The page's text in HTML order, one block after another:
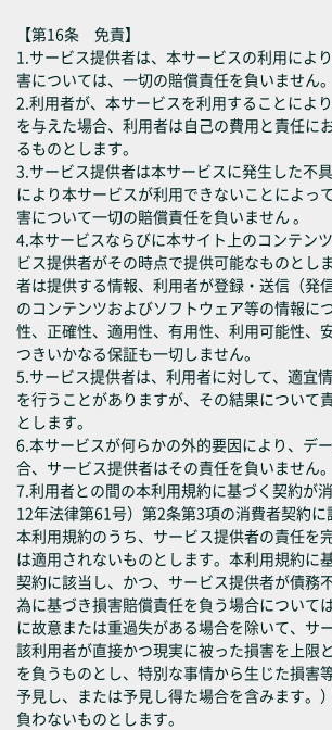
【第16条 免責】
1.サービス提供者は、本サービスの利用によ
害については、一切の賠償責任を負いません。
2.利用者が、本サービスを利用することによ
を与えた場合、利用者は自己の費用と責任に
るものとします。
3.サービス提供者は本サービスに発生した不
により本サービスが利用できないことによっ
害について一切の賠償責任を負いません 。
4.本サービスならびに本サイト上のコンテン
ビス提供者がその時点で提供可能なものとし
者は提供する情報、利用者が登録・送信（発
のコンテンツおよびソフトウェア等の情報に
性、正確性、適用性、有用性、利用可能性、
つきいかなる保証も一切しません。
5.サービス提供者は、利用者に対して、適宜
を行うことがありますが、その結果について
とします。
6.本サービスが何らかの外的要因により、デ
合、サービス提供者はその責任を負いません。
7.利用者との間の本利用規約に基づく契約が
12年法律第61号）第2条第3項の消費者契約に
本利用規約のうち、サービス提供者の責任を
は適用されないものとします。本利用規約に
契約に該当し、かつ、サービス提供者が債務
為に基づき損害賠償責任を負う場合について
に故意または重過失がある場合を除いて、サ
該利用者が直接かつ現実に被った損害を上限
を負うものとし、特別な事情から生じた損害
予見し、または予見し得た場合を含みます。
負わないものとします。